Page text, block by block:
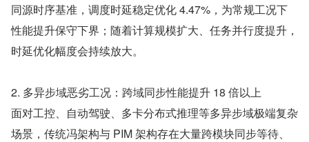
同源时序基准，调度时延稳定优化 4.47%，为常规工况下
性能提升保守下界；随着计算规模扩大、任务并行度提升，
时延优化幅度会持续放大。
2. 多异步域恶劣工况：跨域同步性能提升 18 倍以上
面对工控、自动驾驶、多卡分布式推理等多异步域极端复杂
场景，传统冯架构与 PIM 架构存在大量跨模块同步等待、